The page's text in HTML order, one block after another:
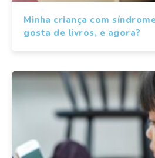
Minha criança com
gosta de livros, e agora?